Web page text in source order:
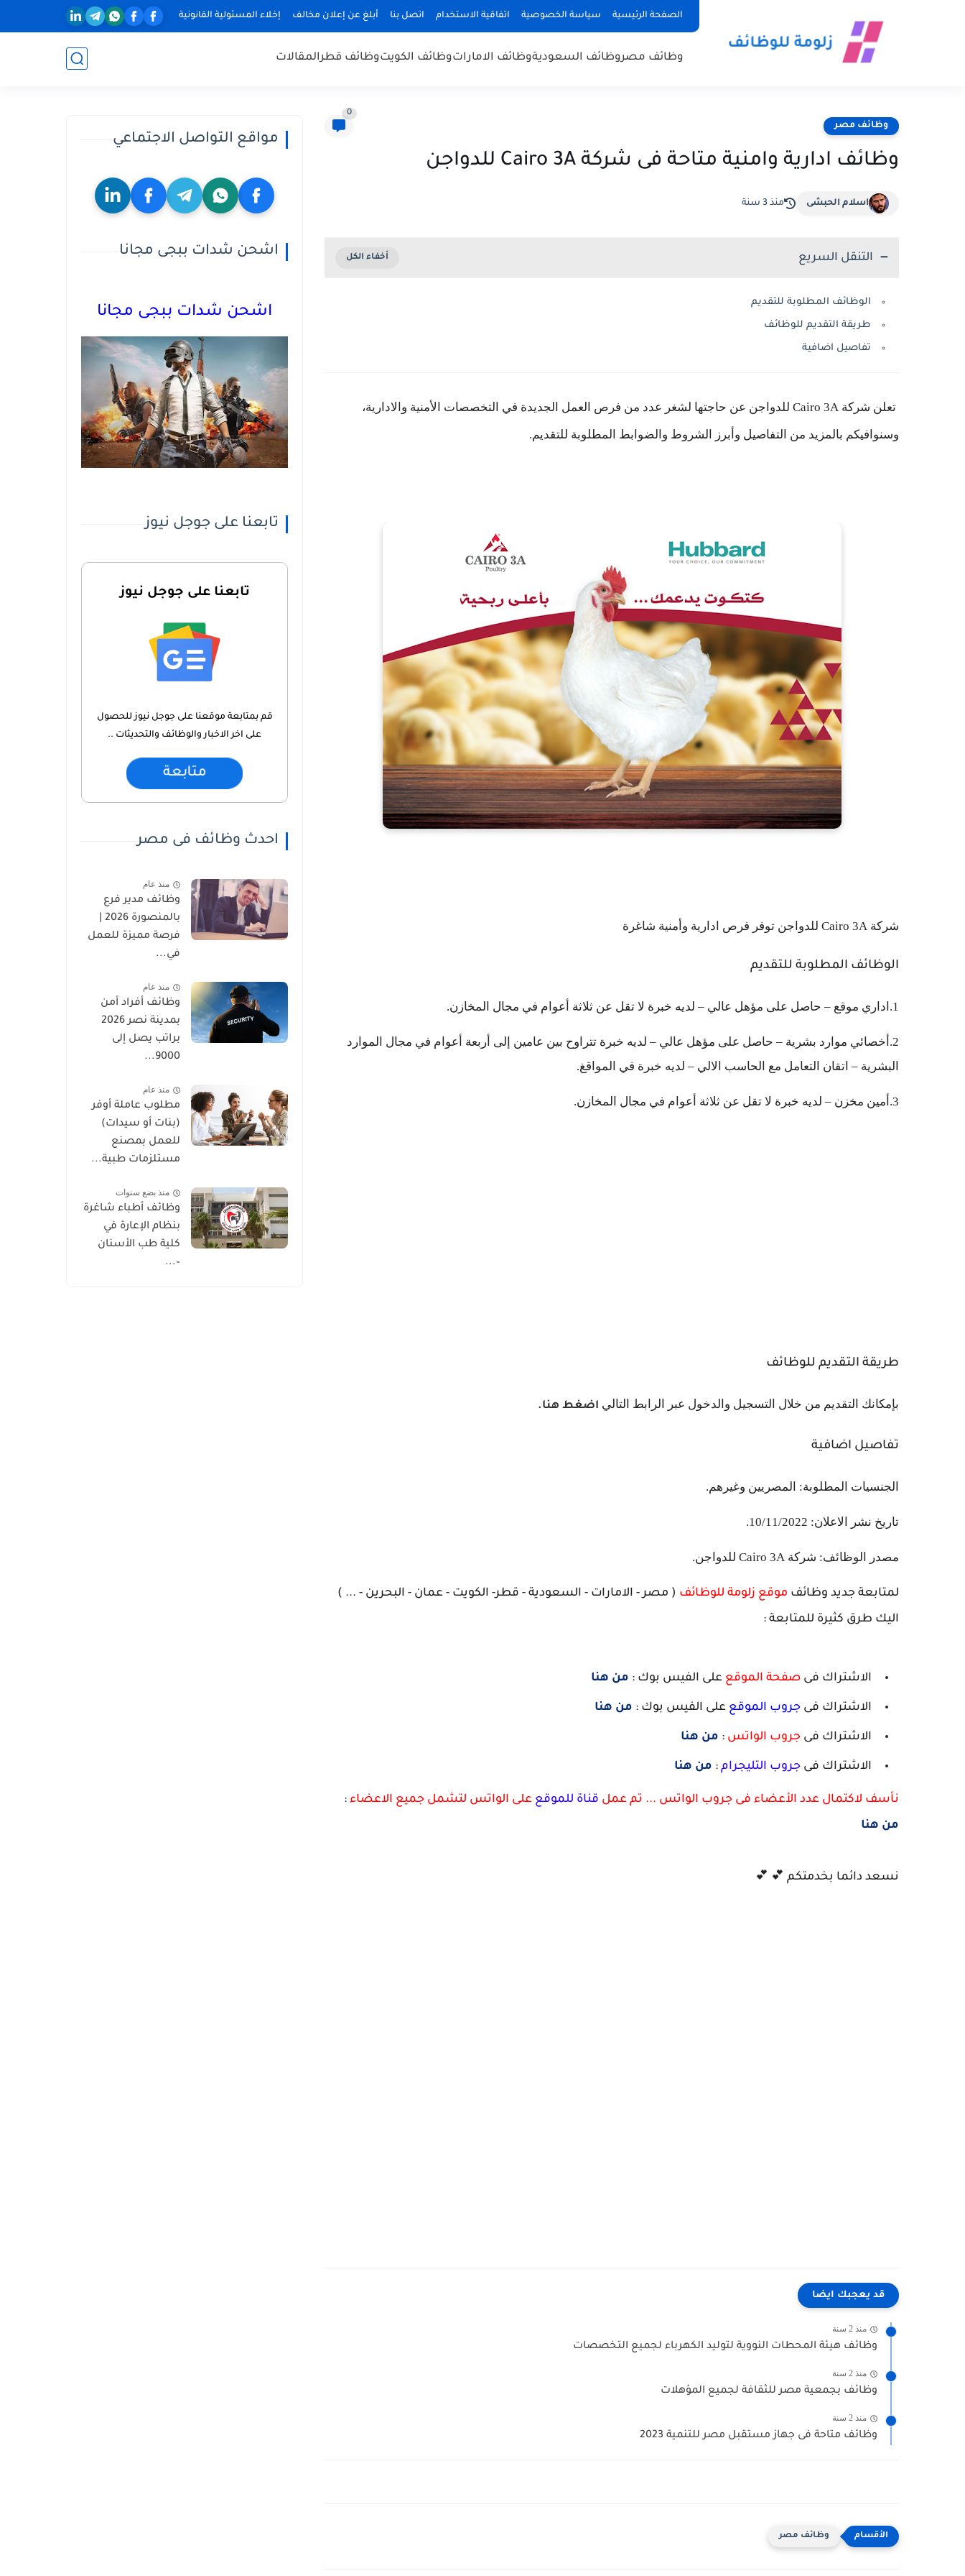
الصفحة الرئيسية سياسة الخصوصية اتفاقية الاستخدام اتصل بنا أبلغ عن إعلان مخالف إخلاء المسئولية القانونية
وظائف مصروظائف السعوديةوظائف الاماراتوظائف الكويتوظائف قطرالمقالات
وظائف مصر
0
وظائف ادارية وامنية متاحة فى شركة Cairo 3A للدواجن
اسلام الحبشى منذ 3 سنة
التنقل السريع
الوظائف المطلوبة للتقديم
طريقة التقديم للوظائف
تفاصيل اضافية
تعلن شركة Cairo 3A للدواجن عن حاجتها لشغر عدد من فرص العمل الجديدة في التخصصات الأمنية والادارية،
وسنوافيكم بالمزيد من التفاصيل وأبرز الشروط والضوابط المطلوبة للتقديم.
شركة Cairo 3A للدواجن توفر فرص ادارية وأمنية شاغرة
الوظائف المطلوبة للتقديم
1.اداري موقع – حاصل على مؤهل عالي – لديه خبرة لا تقل عن ثلاثة أعوام في مجال المخازن.
2.أخصائي موارد بشرية – حاصل على مؤهل عالي – لديه خبرة تتراوح بين عامين إلى أربعة أعوام في مجال الموارد
البشرية – اتقان التعامل مع الحاسب الالي – لديه خبرة في المواقغ.
3.أمين مخزن – لديه خبرة لا تقل عن ثلاثة أعوام في مجال المخازن.
طريقة التقديم للوظائف
بإمكانك التقديم من خلال التسجيل والدخول عبر الرابط التالي اضغط هنا.
تفاصيل اضافية
الجنسيات المطلوبة: المصريين وغيرهم.
تاريخ نشر الاعلان: 10/11/2022.
مصدر الوظائف: شركة Cairo 3A للدواجن.
لمتابعة جديد وظائف موقع زلومة للوظائف ( مصر - الامارات - السعودية - قطر- الكويت - عمان - البحرين - ... )
اليك طرق كثيرة للمتابعة :
الاشتراك فى صفحة الموقع على الفيس بوك : من هنا
الاشتراك فى جروب الموقع على الفيس بوك : من هنا
الاشتراك فى جروب الواتس : من هنا
الاشتراك فى جروب التليجرام : من هنا
نأسف لاكتمال عدد الأعضاء فى جروب الواتس ... تم عمل قناة للموقع على الواتس لتشمل جميع الاعضاء :
من هنا
نسعد دائما بخدمتكم 💕 💕
قد يعجبك ايضا
منذ 2 سنة
وظائف هيئة المحطات النووية لتوليد الكهرباء لجميع التخصصات
منذ 2 سنة
وظائف بجمعية مصر للثقافة لجميع المؤهلات
منذ 2 سنة
وظائف متاحة فى جهاز مستقبل مصر للتنمية 2023
وظائف مصر
مواقع التواصل الاجتماعي
اشحن شدات ببجى مجانا
اشحن شدات ببجى مجانا
تابعنا على جوجل نيوز
تابعنا على جوجل نيوز
قم بمتابعة موقعنا على جوجل نيوز للحصول
على اخر الاخبار والوظائف والتحديثات ..
متابعة
احدث وظائف فى مصر
منذ عام
وظائف مدير فرع
فرصة مميزة للعمل
في...
منذ عام
وظائف أفراد أمن
بمدينة نصر 2026
براتب يصل إلى
9000...
منذ عام
مطلوب عاملة أوفر
(بنات أو سيدات)
للعمل بمصنع
مستلزمات طبية...
منذ بضع سنوات
وظائف أطباء شاغرة
بنظام الإعارة في
كلية طب الأسنان
–...